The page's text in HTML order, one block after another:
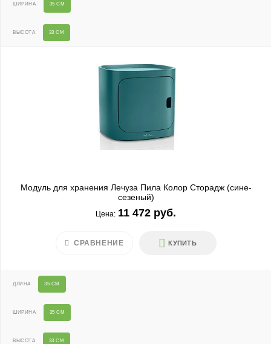
ШИРИНА 35 СМ
ВЫСОТА 33 СМ
Модуль для хранения Лечуза Пила Колор Сторадж (сине-
сезеный)
Цена: 11 472 руб.
КУПИТЬ
СРАВНЕНИЕ
ДЛИНА 35 СМ
ШИРИНА 35 СМ
ВЫСОТА 33 СМ